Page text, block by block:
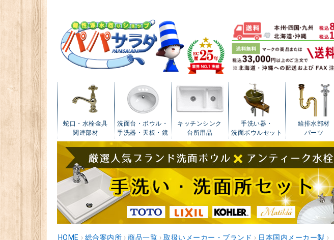
蛇口・水栓金具
関連部材
洗面台・ボウル・
手洗器・天板・鏡
キッチンシンク
台所用品
手洗い器・
洗面ボウルセット
給排水部材
パーツ
HOME › 総合案内所 › 商品一覧 › 取扱いメーカー・ブランド › 日本国内メーカー製 ›